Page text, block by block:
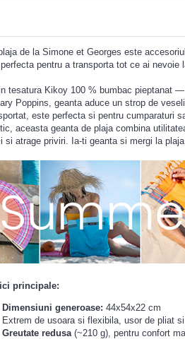
de la Simone et Georges este
pentru a transporta tot ce ai nevoie
tesatura Kikoy 100 % bumbac pieptanat
Poppins, geanta aduce un strop de
este perfecta si pentru cumparaturi
aceasta geanta de plaja combina
si atrage priviri. Ia‑ti geanta si mergi la
principale:
Dimensiuni generoase: 44x54x22 cm
Extrem de usoara si flexibila, usor de pliat si
Greutate redusa (~210 g), pentru confort